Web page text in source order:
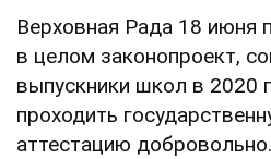
Верховная Рада 18 июня
в целом законопроект,
выпускники школ в 2020
проходить
аттестацию добровольно.